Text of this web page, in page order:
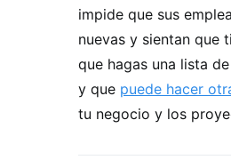
impide que sus
nuevas y sientan que
que hagas una lista
y que puede hacer
tu negocio y los